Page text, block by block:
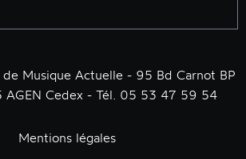
de Musique Actuelle - 95 Bd Carnot BP
AGEN Cedex - Tél. 05 53 47 59 54
Mentions légales